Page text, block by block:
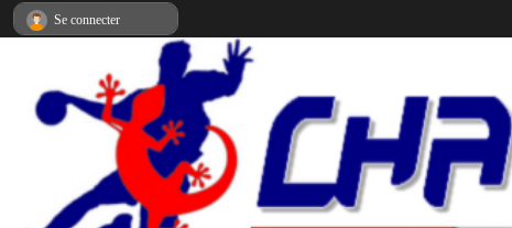
Se connecter
Panneau de gestion des cookies